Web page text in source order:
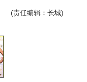
(责任编辑：长城)